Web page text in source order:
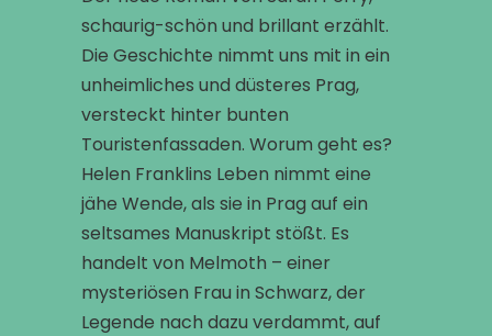
schaurig-schön und brillant erzählt.
Die Geschichte nimmt uns mit in ein
unheimliches und düsteres Prag,
versteckt hinter bunten
Touristenfassaden. Worum geht es?
Helen Franklins Leben nimmt eine
jähe Wende, als sie in Prag auf ein
seltsames Manuskript stößt. Es
handelt von Melmoth – einer
mysteriösen Frau in Schwarz, der
Legende nach dazu verdammt, auf